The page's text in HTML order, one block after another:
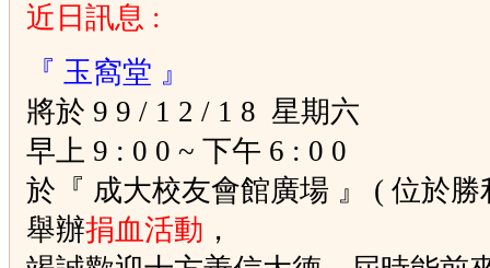
近日訊息 :
『 玉窩堂 』
將於 9 9 / 1 2 / 1 8 星期六
早上 9 : 0 0 ~ 下午 6 : 0 0
於『 成大校友會館廣場 』 ( 位於勝
舉辦捐血活動 ，